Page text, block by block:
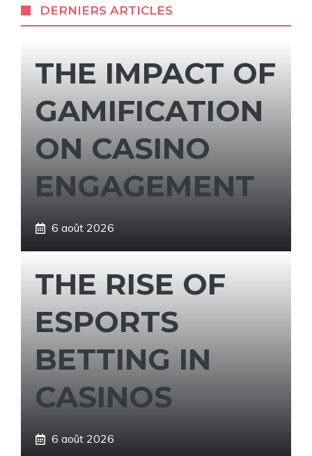
DERNIERS ARTICLES
THE IMPACT OF
GAMIFICATION
ON CASINO
ENGAGEMENT
6 août 2026
THE RISE OF
ESPORTS
BETTING IN
CASINOS
6 août 2026